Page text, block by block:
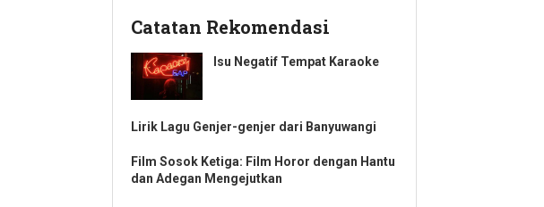
Catatan Rekomendasi
Isu Negatif Tempat Karaoke
Lirik Lagu Genjer-genjer dari Banyuwangi
Film Sosok Ketiga: Film Horor dengan Hantu
dan Adegan Mengejutkan